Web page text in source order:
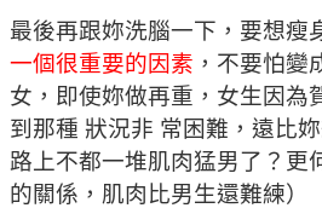
最後再跟妳洗腦一下，要想瘦
一個很重要的因素 ，不要怕變
女，即使妳做再重，女生因為
到那種 狀況非 常困難，遠比
路上不都一堆肌肉猛男了？更
的關係，肌肉比男生還難練）